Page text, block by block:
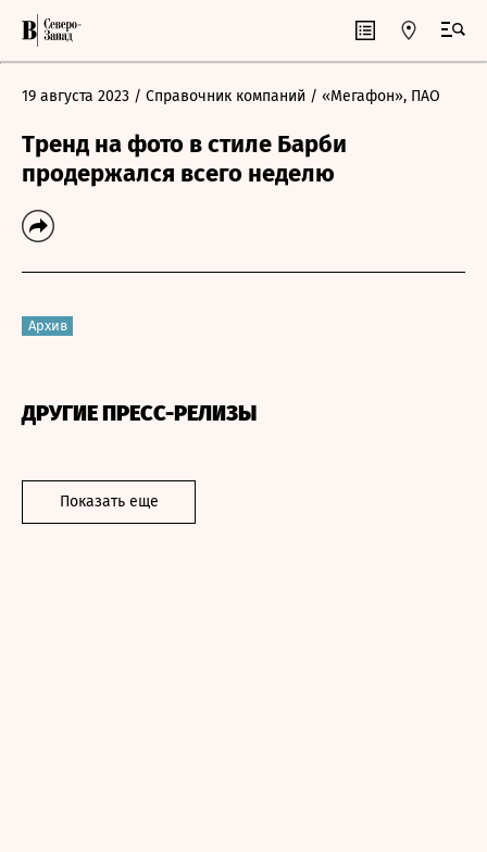
19 августа 2023 / Справочник компаний / «Мегафон», ПАО
Тренд на фото в стиле Барби
продержался всего неделю
Архив
ДРУГИЕ ПРЕСС-РЕЛИЗЫ
Показать еще